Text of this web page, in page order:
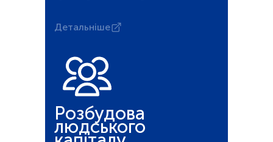
Детальніше
Розбудова
людського